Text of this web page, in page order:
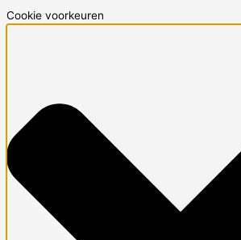
Cookie voorkeuren